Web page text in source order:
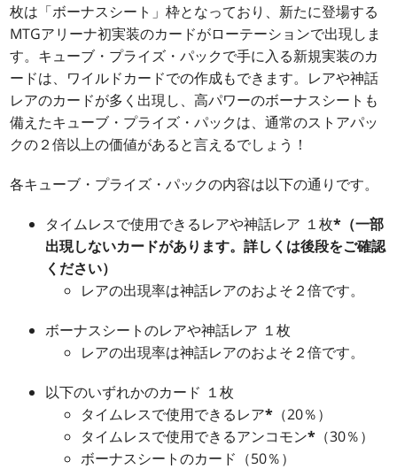
枚は「ボーナスシート」枠となっており、新たに登場する
MTGアリーナ初実装のカードがローテーションで出現しま
す。キューブ・プライズ・パックで手に入る新規実装のカ
ードは、ワイルドカードでの作成もできます。レアや神話
レアのカードが多く出現し、高パワーのボーナスシートも
備えたキューブ・プライズ・パックは、通常のストアパッ
クの２倍以上の価値があると言えるでしょう！
各キューブ・プライズ・パックの内容は以下の通りです。
タイムレスで使用できるレアや神話レア １枚*（一部
出現しないカードがあります。詳しくは後段をご確認
ください）
レアの出現率は神話レアのおよそ２倍です。
ボーナスシートのレアや神話レア １枚
レアの出現率は神話レアのおよそ２倍です。
以下のいずれかのカード １枚
タイムレスで使用できるレア* （20％）
タイムレスで使用できるアンコモン* （30％）
ボーナスシートのカード（50％）